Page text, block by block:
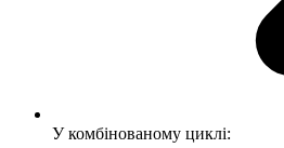
У комбінованому циклі: